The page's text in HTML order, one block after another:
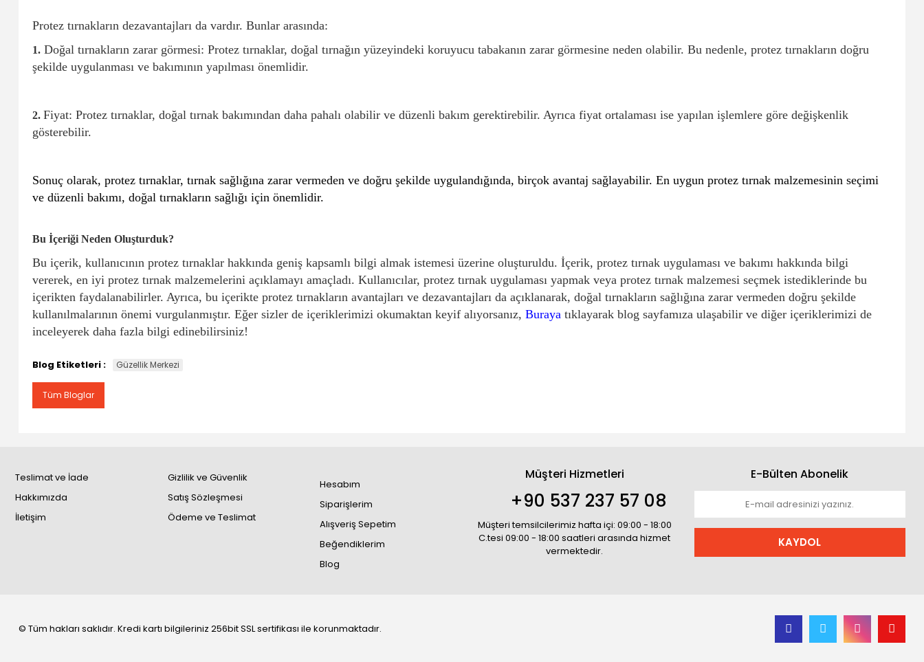
Protez tırnakların dezavantajları da vardır. Bunlar arasında:
1. Doğal tırnakların zarar görmesi: Protez tırnaklar, doğal tırnağın yüzeyindeki koruyucu tabakanın zarar görmesine neden olabilir. Bu nedenle, protez tırnakların doğru
şekilde uygulanması ve bakımının yapılması önemlidir.
2. Fiyat: Protez tırnaklar, doğal tırnak bakımından daha pahalı olabilir ve düzenli bakım gerektirebilir. Ayrıca fiyat ortalaması ise yapılan işlemlere göre değişkenlik
gösterebilir.
Sonuç olarak, protez tırnaklar, tırnak sağlığına zarar vermeden ve doğru şekilde uygulandığında, birçok avantaj sağlayabilir. En uygun protez tırnak malzemesinin seçimi
ve düzenli bakımı, doğal tırnakların sağlığı için önemlidir.
Bu İçeriği Neden Oluşturduk?
Bu içerik, kullanıcının protez tırnaklar hakkında geniş kapsamlı bilgi almak istemesi üzerine oluşturuldu. İçerik, protez tırnak uygulaması ve bakımı hakkında bilgi
vererek, en iyi protez tırnak malzemelerini açıklamayı amaçladı. Kullanıcılar, protez tırnak uygulaması yapmak veya protez tırnak malzemesi seçmek istediklerinde bu
içerikten faydalanabilirler. Ayrıca, bu içerikte protez tırnakların avantajları ve dezavantajları da açıklanarak, doğal tırnakların sağlığına zarar vermeden doğru şekilde
kullanılmalarının önemi vurgulanmıştır. Eğer sizler de içeriklerimizi okumaktan keyif alıyorsanız, Buraya tıklayarak blog sayfamıza ulaşabilir ve diğer içeriklerimizi de
inceleyerek daha fazla bilgi edinebilirsiniz!
Blog Etiketleri : Güzellik Merkezi
Tüm Bloglar
Teslimat ve İade
Hakkımızda
İletişim
Gizlilik ve Güvenlik
Satış Sözleşmesi
Ödeme ve Teslimat
Hesabım
Siparişlerim
Alışveriş Sepetim
Beğendiklerim
Blog
Müşteri Hizmetleri
+90 537 237 57 08
Müşteri temsilcilerimiz hafta içi: 09:00 - 18:00
C.tesi 09:00 - 18:00 saatleri arasında hizmet
vermektedir.
E-Bülten Abonelik
KAYDOL
© Tüm hakları saklıdır. Kredi kartı bilgileriniz 256bit SSL sertifikası ile korunmaktadır.